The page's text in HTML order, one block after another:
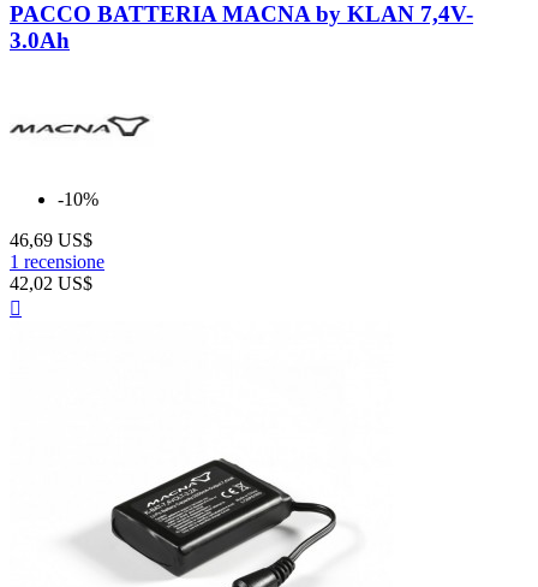
PACCO BATTERIA MACNA by KLAN 7,4V-
3.0Ah
-10%
46,69 US$
1 recensione
42,02 US$
